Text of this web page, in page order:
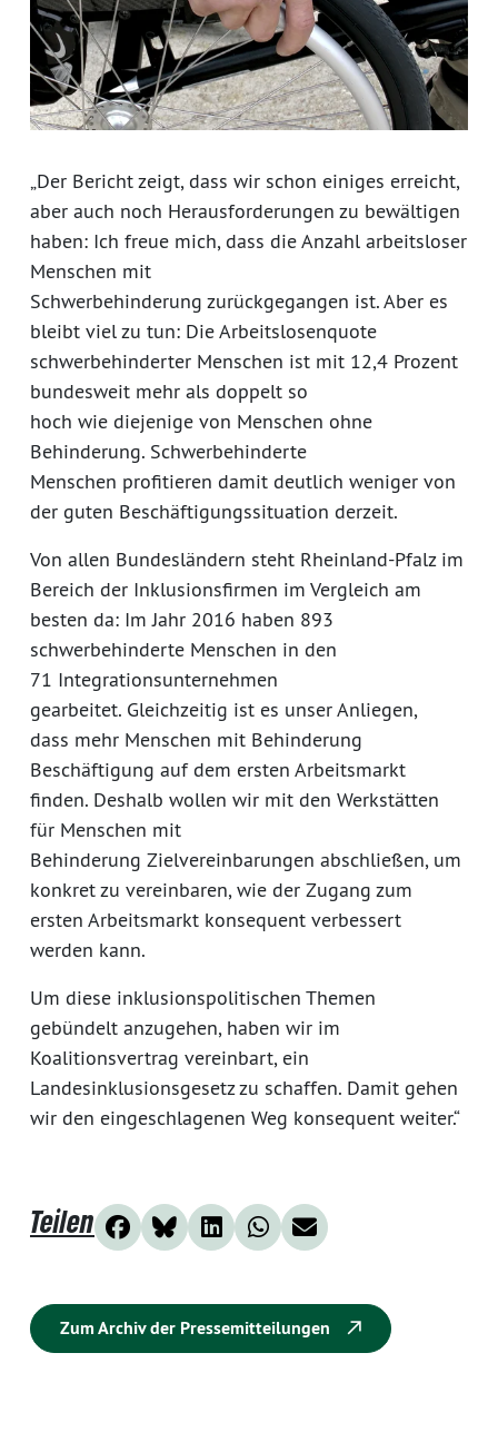
„Der Bericht zeigt, dass wir schon einiges erreicht,
aber auch noch Herausforderungen zu bewältigen
haben: Ich freue mich, dass die Anzahl arbeitsloser
Menschen mit
Schwerbehinderung zurückgegangen ist. Aber es
bleibt viel zu tun: Die Arbeitslosenquote
schwerbehinderter Menschen ist mit 12,4 Prozent
bundesweit mehr als doppelt so
hoch wie diejenige von Menschen ohne
Behinderung. Schwerbehinderte
Menschen profitieren damit deutlich weniger von
der guten Beschäftigungssituation derzeit.
Von allen Bundesländern steht Rheinland-Pfalz im
Bereich der Inklusionsfirmen im Vergleich am
besten da: Im Jahr 2016 haben 893
schwerbehinderte Menschen in den
71 Integrationsunternehmen
gearbeitet. Gleichzeitig ist es unser Anliegen,
dass mehr Menschen mit Behinderung
Beschäftigung auf dem ersten Arbeitsmarkt
finden. Deshalb wollen wir mit den Werkstätten
für Menschen mit
Behinderung Zielvereinbarungen abschließen, um
konkret zu vereinbaren, wie der Zugang zum
ersten Arbeitsmarkt konsequent verbessert
werden kann.
Um diese inklusionspolitischen Themen
gebündelt anzugehen, haben wir im
Koalitionsvertrag vereinbart, ein
Landesinklusionsgesetz zu schaffen. Damit gehen
wir den eingeschlagenen Weg konsequent weiter.“
Teilen
Zum Archiv der Pressemitteilungen